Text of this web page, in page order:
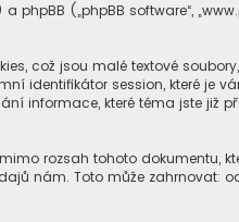
phpBB („phpBB software“,
což jsou malé textové
identifikátor session, které je
informace, které téma jste již
rozsah tohoto dokumentu,
nám. Toto může zahrnovat: